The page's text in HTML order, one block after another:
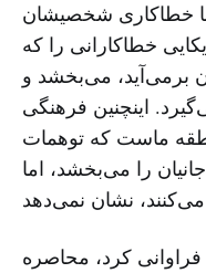
خطاکاری شخصیشان
خطاکارانی را که
برمی‌آید، می‌بخشد و
اینچنین فرهنگی
ماست که توهمات
را می‌بخشد، اما
کرد، محاصره